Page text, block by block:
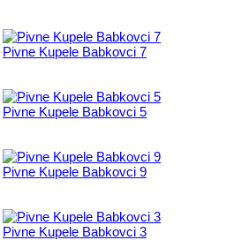
Pivne Kupele Babkovci 7
Pivne Kupele Babkovci 5
Pivne Kupele Babkovci 9
Pivne Kupele Babkovci 3